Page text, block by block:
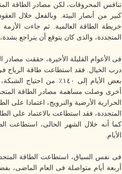
تنافس المحروقات، لكن مصادر الطاقة
كبير من أنصار البيئة. وبالفعل خلال
المتجددة، والذى كان يتوقع أن يتراجع
فى الأعوام القليلة الأخيرة، حققت مصادر
بعض الأيام إلى ١٤٠٪ من
الحرارية الأرضية والنرويج، اعتمادا على
المتجددة، فقد استطاعت بالاعتماد على
كما أنه خلال الشهر الحالى، استطاعت
الأيام
فى نفس السياق، استطاعت الطاقة
أربعة أيام متواصلة فى العام الماضى،